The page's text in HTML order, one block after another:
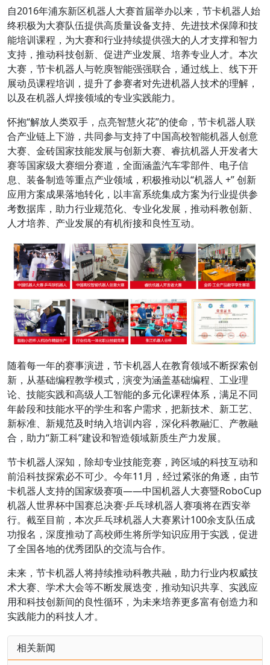
自2016年浦东新区机器人大赛首届举办以来，节卡机器人始
终积极为大赛队伍提供高质量设备支持、先进技术保障和技
能培训课程，为大赛和行业持续提供强大的人才支撑和智力
支持，推动科技创新、促进产业发展、培养专业人才。本次
大赛，节卡机器人与乾庾智能强强联合，通过线上、线下开
展动员课程培训，提升了参赛者对先进机器人技术的理解，
以及在机器人焊接领域的专业实践能力。
怀抱“解放人类双手，点亮智慧火花”的使命，节卡机器人联
合产业链上下游，共同参与支持了中国高校智能机器人创意
大赛、金砖国家技能发展与创新大赛、睿抗机器人开发者大
赛等国家级大赛细分赛道，全面涵盖汽车零部件、电子信
息、装备制造等重点产业领域，积极推动以“机器人 +” 创新
应用方案成果落地转化，以丰富系统集成方案为行业提供参
考数据库，助力行业规范化、专业化发展，推动科教创新、
人才培养、产业发展的有机衔接和良性互动。
随着每一年的赛事演进，节卡机器人在教育领域不断探索创
新，从基础编程教学模式，演变为涵盖基础编程、工业理
论、技能实践和高级人工智能的多元化课程体系，满足不同
年龄段和技能水平的学生和客户需求，把新技术、新工艺、
新标准、新规范及时纳入培训内容，深化科教融汇、产教融
合，助力“新工科”建设和智造领域新质生产力发展。
节卡机器人深知，除却专业技能竞赛，跨区域的科技互动和
前沿科技探索必不可少。今年11月，经过紧张的角逐，由节
卡机器人支持的国家级赛项——中国机器人大赛暨RoboCup
机器人世界杯中国赛总决赛·乒乓球机器人赛项将在西安举
行。截至目前，本次乒乓球机器人大赛累计100余支队伍成
功报名，深度推动了高校师生将所学知识应用于实践，促进
了全国各地的优秀团队的交流与合作。
未来，节卡机器人将持续推动科教共融，助力行业内权威技
术大赛、学术大会等不断发展迭变，推动知识共享、实践应
用和科技创新间的良性循环，为未来培养更多富有创造力和
实践能力的科技人才。
相关新闻